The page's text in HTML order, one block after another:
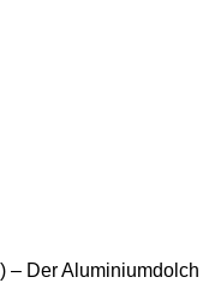
– Der Aluminiumdolch